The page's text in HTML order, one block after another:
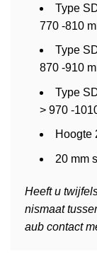
Type
770 -810
Type
870 -910
Type
> 970 -
Hoogte
20 mm
Heeft u
nismaat
aub contact